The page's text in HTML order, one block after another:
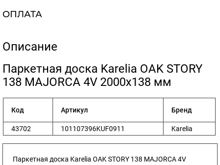
ОПЛАТА
Описание
​Паркетная доска Karelia OAK STORY
138 MAJORCA 4V 2000x138 мм
Код Артикул Бренд
43702 101107396KUF0911 Karelia
Паркетная доска Karelia OAK STORY 138 MAJORCA 4V